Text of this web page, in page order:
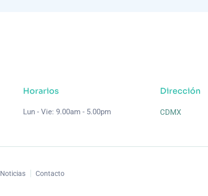
Horarios
Lun - Vie: 9.00am - 5.00pm
Dirección
CDMX
Noticias Contacto